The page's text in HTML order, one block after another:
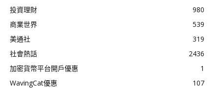
投資理財
980
商業世界
539
美通社
319
社會熱話
2436
加密貨幣平台開戶優惠
1
WavingCat優惠
107